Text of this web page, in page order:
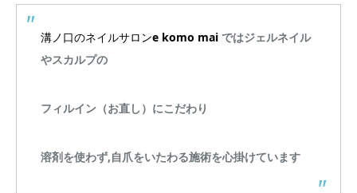
溝ノ口のネイルサロンe komo mai ではジェルネイル
やスカルプの
フィルイン（お直し）にこだわり
溶剤を使わず,自爪をいたわる施術を心掛けています